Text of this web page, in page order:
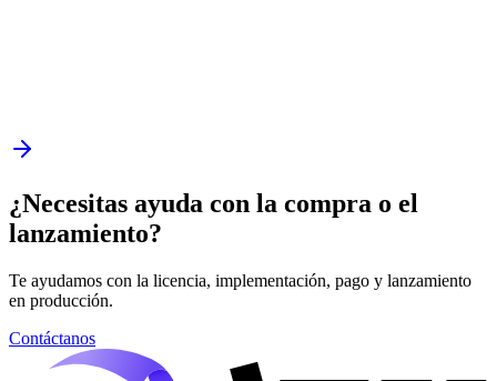
¿Necesitas ayuda con la compra o el
lanzamiento?
Te ayudamos con la licencia, implementación, pago y lanzamiento
en producción.
Contáctanos